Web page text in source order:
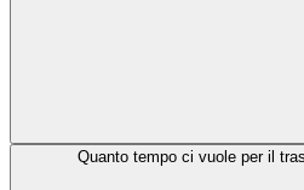
Quanto tempo ci vuole per il